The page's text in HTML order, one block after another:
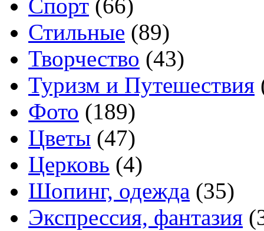
Спорт (66)
Стильные (89)
Творчество (43)
Туризм и Путешествия
Фото (189)
Цветы (47)
Церковь (4)
Шопинг, одежда (35)
Экспрессия, фантазия